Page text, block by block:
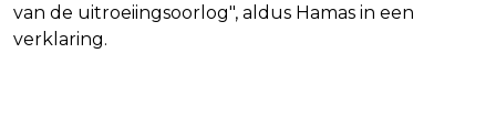
van de uitroeiingsoorlog", aldus Hamas in een
verklaring.